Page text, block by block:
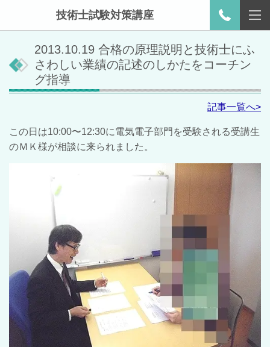
技術士試験対策講座
2013.10.19 合格の原理説明と技術士にふ
さわしい業績の記述のしかたをコーチン
グ指導
記事一覧へ>
この日は10:00〜12:30に電気電子部門を受験される受講生
のＭＫ様が相談に来られました。